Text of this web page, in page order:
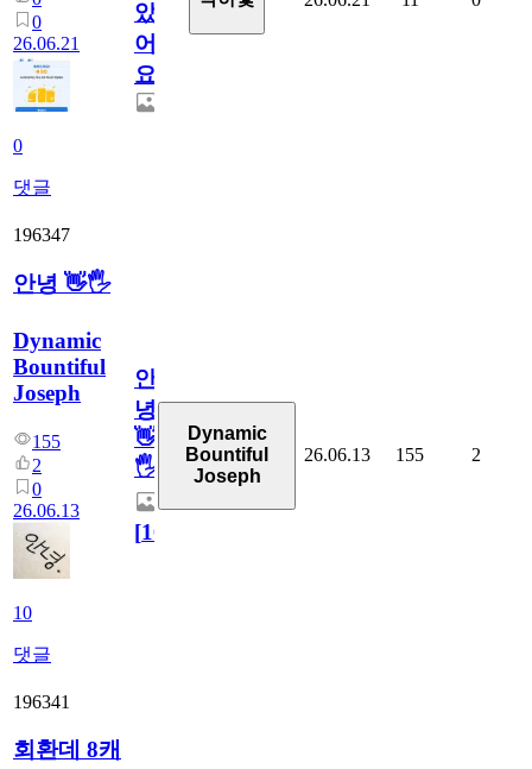
0
26.06.21
0
댓글
았
어
요.
196347
안녕 👋🖐
Dynamic
Bountiful
Joseph
155
2
0
26.06.13
10
댓글
안
녕
👋
🖐
[10
Dynamic
Bountiful
Joseph
26.06.13 155 2
196341
회환데 8캐